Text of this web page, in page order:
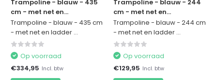
Trampoline - blauw - 435
cm - met net en...
Trampoline - blauw - 435 cm
- met net en ladder ...
Op voorraad
€334,95 Incl. btw
Trampoline - blauw - 244
cm - met net en...
Trampoline - blauw - 244 cm
- met net en ladder ...
Op voorraad
€129,95 Incl. btw